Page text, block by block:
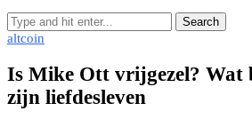
Search
altcoin
Is Mike Ott vrijgezel? Wat
zijn liefdesleven